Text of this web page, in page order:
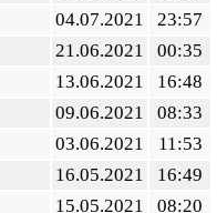
04.07.2021
23:57
21.06.2021
00:35
13.06.2021
16:48
09.06.2021
08:33
03.06.2021
11:53
16.05.2021
16:49
15.05.2021
08:20